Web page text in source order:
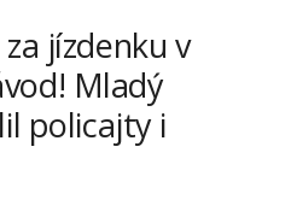
jízdenku v
Mladý
policajty i